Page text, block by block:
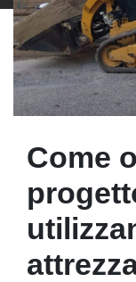
Come